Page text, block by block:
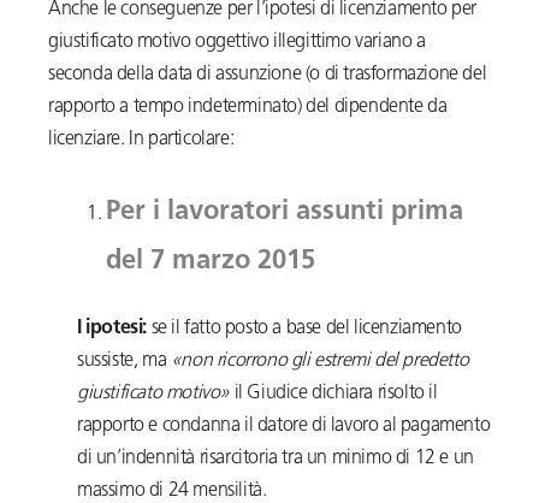
Anche le conseguenze per l’ipotesi di licenziamento per
giustificato motivo oggettivo illegittimo variano a
seconda della data di assunzione (o di trasformazione del
rapporto a tempo indeterminato) del dipendente da
licenziare. In particolare:
Per i lavoratori assunti prima
del 7 marzo 2015
I ipotesi: se il fatto posto a base del licenziamento
sussiste, ma «non ricorrono gli estremi del predetto
giustificato motivo» il Giudice dichiara risolto il
rapporto e condanna il datore di lavoro al pagamento
di un’indennità risarcitoria tra un minimo di 12 e un
massimo di 24 mensilità.